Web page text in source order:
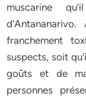
muscarine
franchement
suspects, soit
goûts et de
personnes